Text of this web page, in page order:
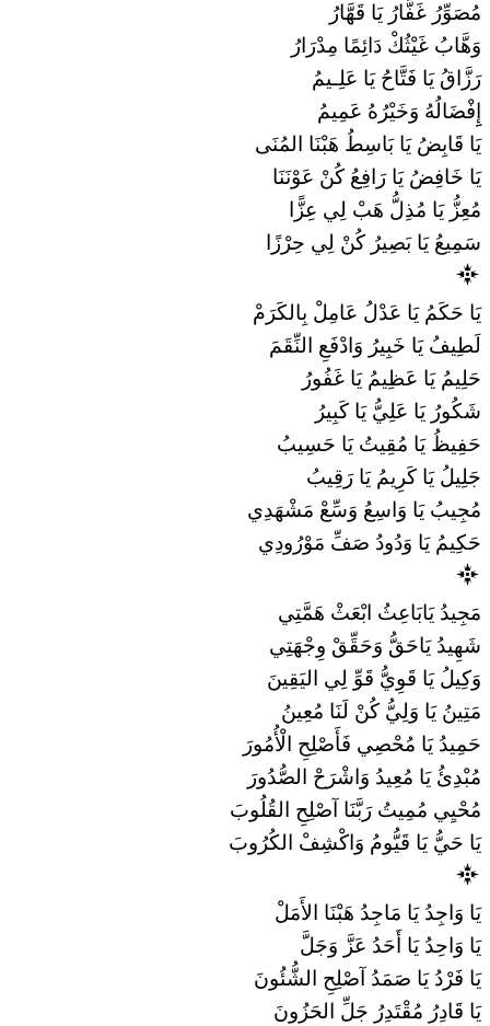
مُصَوِّرُ غَفَّارُ يَا قَهَّارُ
وَهَّابُ غَيْثُكْ دَائِمًا مِدْرَارُ
رَزَّاقُ يَا فَتَّاحُ يَا عَلِـيمُ
إِِفْضَالُهُ وَخَيْرُهُ عَمِيمُ
يَا قَابِضُ يَا بَاسِطُ هَبْنَا المُنَى
يَا خَافِضُ يَا رَافِعُ كُنْ عَوْنَنَا
مُعِزُّ يَا مُذِلُّ هَبْ لِي عِزًّا
سَمِيعُ يَا بَصِيرُ كُنْ لِي حِرْزًا
يَا حَكَمُ يَا عَدْلُ عَامِلْ بِالكَرَمْ
لَطِيفُ يَا خَبِيرُ وَادْفَعِ النِّقَمَ
حَلِيمُ يَا عَظِيمُ يَا غَفُورُ
شَكُورُ يَا عَلِيُّ يَا كَبِيرُ
حَفِيظُ يَا مُقِيتُ يَا حَسِيبُ
جَلِيلُ يَا كَرِيمُ يَا رَقِيبُ
مُجِيبُ يَا وَاسِعُ وَسِّعْ مَشْهَدِي
حَكِيمُ يَا وَدُودُ صَفِّ مَوْرُودِي
مَجِيدُ يَابَاعِثُ ابْعَثْ هَمَّتِي
شَهِيدُ يَاحَقُّ وَحَقِّقْ وِجْهَتِي
وَكِيلُ يَا قَوِيُّ قَوِّ لِي اليَقِينَ
مَتِينُ يَا وَلِيُّ كُنْ لَنَا مُعِينُ
حَمِيدُ يَا مُحْصِي فَأَصْلِحِ الْأُمُورَ
مُبْدِئُ يَا مُعِيدُ وَاشْرَحْ الصُّدُورَ
مُحْيِي مُمِيتُ رَبَّنَا آصْلِحِ القُلُوبَ
يَا حَيُّ يَا قَيُّومُ وَاكْشِفْ الكُرُوبَ
يَا وَاجِدُ يَا مَاجِدُ هَبْنَا الأَمَلْ
يَا وَاحِدُ يَا أَحَدُ عَزَّ وَجَلَّ
يَا فَرْدُ يَا صَمَدُ آصْلِحِ الشُّئُونَ
يَا قَادِرُ مُقْتَدِرُ جَلِّ الحَزُونَ